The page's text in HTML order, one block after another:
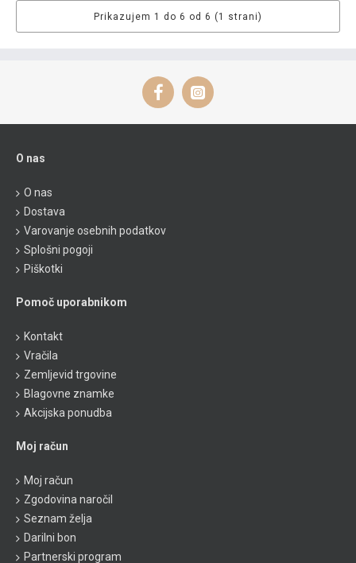
Prikazujem 1 do 6 od 6 (1 strani)
O nas
O nas
Dostava
Varovanje osebnih podatkov
Splošni pogoji
Piškotki
Pomoč uporabnikom
Kontakt
Vračila
Zemljevid trgovine
Blagovne znamke
Akcijska ponudba
Moj račun
Moj račun
Zgodovina naročil
Seznam želja
Darilni bon
Partnerski program